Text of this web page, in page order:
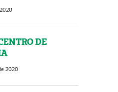
DE
2020